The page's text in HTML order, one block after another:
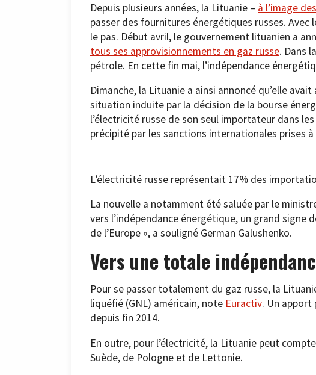
Depuis plusieurs années, la Lituanie – à l’image
passer des fournitures énergétiques russes. Avec
le pas. Début avril, le gouvernement lituanien a
tous ses approvisionnements en gaz russe. Dans
pétrole. En cette fin mai, l’indépendance
Dimanche, la Lituanie a ainsi annoncé qu’elle
situation induite par la décision de la bourse
l’électricité russe de son seul importateur dans
précipité par les sanctions internationales prises à
L’électricité russe représentait 17% des
La nouvelle a notamment été saluée par le
vers l’indépendance énergétique, un grand
de l’Europe », a souligné German Galushenko.
Vers une totale
Pour se passer totalement du gaz russe, la
liquéfié (GNL) américain, note Euractiv. Un apport
depuis fin 2014.
En outre, pour l’électricité, la Lituanie peut
Suède, de Pologne et de Lettonie.